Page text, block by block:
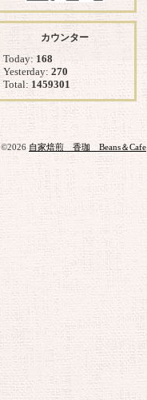
カウンター
Today: 168
Yesterday: 270
Total: 1459301
©2026 自家焙煎 香珈 Beans＆Cafe